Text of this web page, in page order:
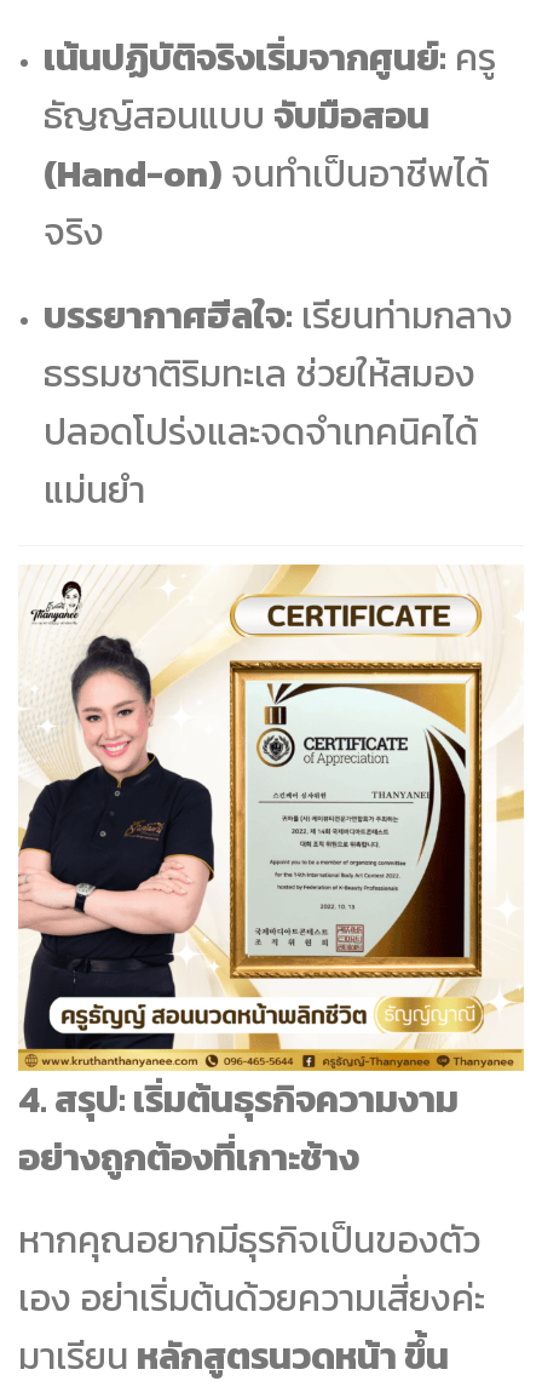
เน้นปฏิบัติจริงเริ่มจากศูนย์: ครู
ธัญญ์สอนแบบ จับมือสอน
(Hand-on) จนทำเป็นอาชีพได้
จริง
บรรยากาศฮีลใจ: เรียนท่ามกลาง
ธรรมชาติริมทะเล ช่วยให้สมอง
ปลอดโปร่งและจดจำเทคนิคได้
แม่นยำ
4. สรุป: เริ่มต้นธุรกิจความงาม
อย่างถูกต้องที่เกาะช้าง
หากคุณอยากมีธุรกิจเป็นของตัว
เอง อย่าเริ่มต้นด้วยความเสี่ยงค่ะ
มาเรียน หลักสูตรนวดหน้า ขึ้น